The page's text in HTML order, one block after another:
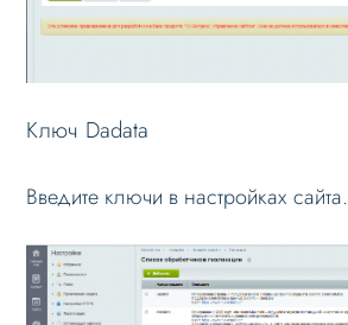
Ключ Dadata
Введите ключи в настройках сайта.